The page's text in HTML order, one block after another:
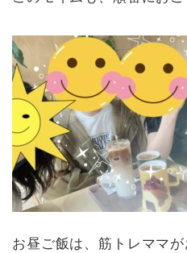
お昼ご飯は、筋トレママ